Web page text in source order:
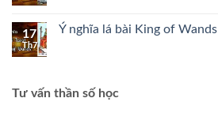
17
Th7
Ý nghĩa lá bài King of Wands
Tư vấn thần số học